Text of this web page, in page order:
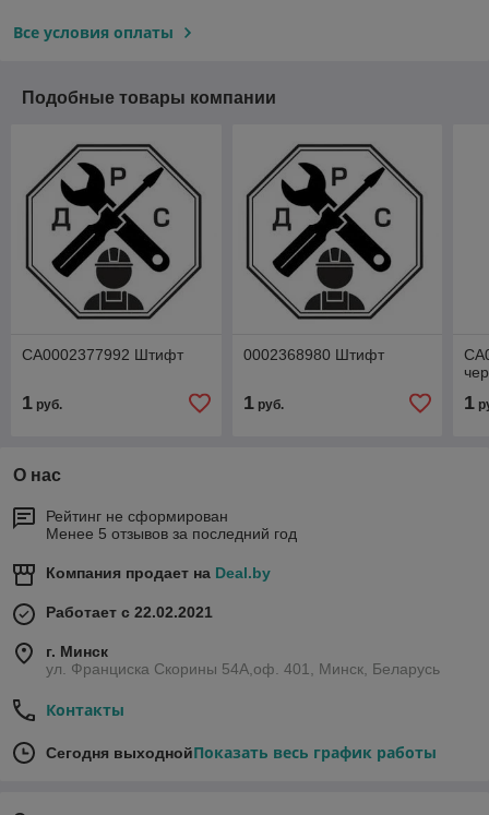
Все условия оплаты
Подобные товары компании
CA0002377992 Штифт
1 руб.
0002368980 Штифт
1руб. 1
О нас
Рейтинг не сформирован
Менее 5 отзывов за последний год
Компания продает на Deal.by
Работает с 22.02.2021
г. Минск
ул. Франциска Скорины 54А,оф. 401, Минск, Беларусь
Контакты
Сегодня выходнойПоказать весь график работы